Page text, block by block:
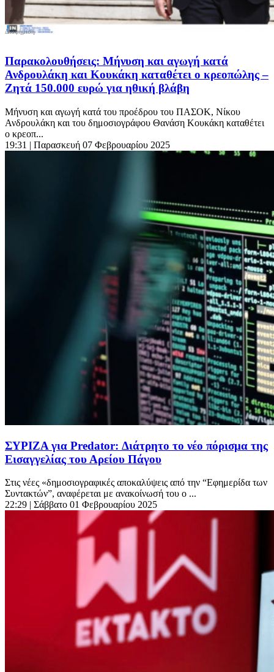
Παρακολουθήσεις: Μήνυση και αγωγή κατά
Ανδρουλάκη και Κουκάκη καταθέτει ο κρεοπώλης –
Ζητά 150.000 ευρώ για ηθική βλάβη
Μήνυση και αγωγή κατά του προέδρου του ΠΑΣΟΚ, Νίκου
Ανδρουλάκη και του δημοσιογράφου Θανάση Κουκάκη καταθέτει
ο κρεοπ...
19:31 | Παρασκευή 07 Φεβρουαρίου 2025
ΣΥΡΙΖΑ για Predator: Διάτρητο το νέο πόρισμα της
Εισαγγελίας του Αρείου Πάγου
Στις νέες «δημοσιογραφικές αποκαλύψεις από την “Εφημερίδα των
Συντακτών”, αναφέρεται με ανακοίνωσή του ο ...
22:29 | Σάββατο 01 Φεβρουαρίου 2025